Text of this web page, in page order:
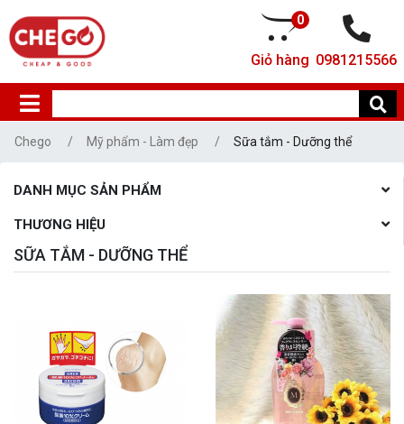
Giỏ hàng
0
0981215566
Chego Mỹ phẩm - Làm đẹp Sữa tắm - Dưỡng thể
DANH MỤC SẢN PHẨM
THƯƠNG HIỆU
SỮA TẮM - DƯỠNG THỂ